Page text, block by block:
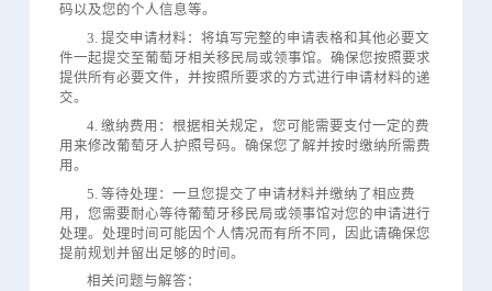
码以及您的个人信息等。
3. 提交申请材料：将填写完整的申请表格和其他必要文
件一起提交至葡萄牙相关移民局或领事馆。确保您按照要求
提供所有必要文件，并按照所要求的方式进行申请材料的递
交。
4. 缴纳费用：根据相关规定，您可能需要支付一定的费
用来修改葡萄牙人护照号码。确保您了解并按时缴纳所需费
用。
5. 等待处理：一旦您提交了申请材料并缴纳了相应费
用，您需要耐心等待葡萄牙移民局或领事馆对您的申请进行
处理。处理时间可能因个人情况而有所不同，因此请确保您
提前规划并留出足够的时间。
相关问题与解答：